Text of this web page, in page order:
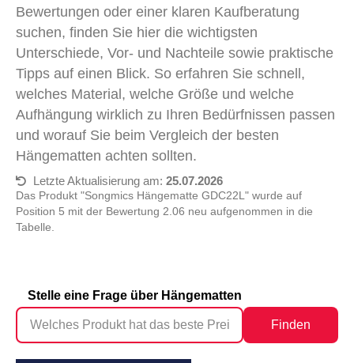
Bewertungen oder einer klaren Kaufberatung
suchen, finden Sie hier die wichtigsten
Unterschiede, Vor- und Nachteile sowie praktische
Tipps auf einen Blick. So erfahren Sie schnell,
welches Material, welche Größe und welche
Aufhängung wirklich zu Ihren Bedürfnissen passen
und worauf Sie beim Vergleich der besten
Hängematten achten sollten.
Letzte Aktualisierung am: 25.07.2026
Das Produkt "Songmics Hängematte GDC22L" wurde auf
Position 5 mit der Bewertung 2.06 neu aufgenommen in die
Tabelle.
Stelle eine Frage über Hängematten
Finden